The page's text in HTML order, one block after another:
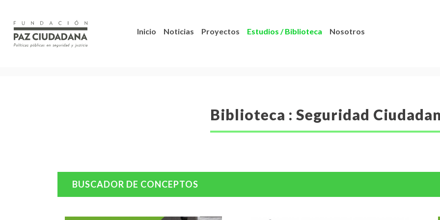
Inicio Noticias Proyectos Estudios / Biblioteca Nosotros
Biblioteca : Seguridad
BUSCADOR DE CONCEPTOS